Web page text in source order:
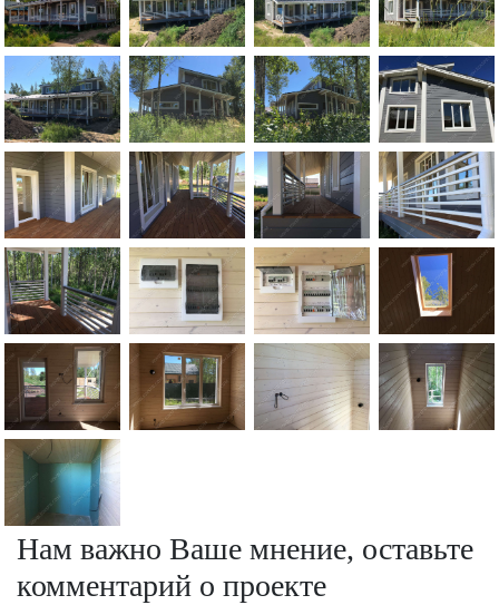
Нам важно Ваше мнение, оставьте
комментарий о проекте